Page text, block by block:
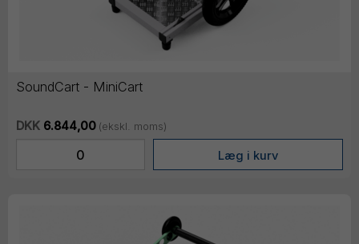
SoundCart - MiniCart
DKK 6.844,00 (ekskl. moms)